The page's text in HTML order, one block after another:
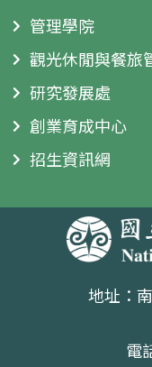
管理學院
觀光休閒與餐旅
研究發展處
創業育成中心
招生資訊網
地址：
電